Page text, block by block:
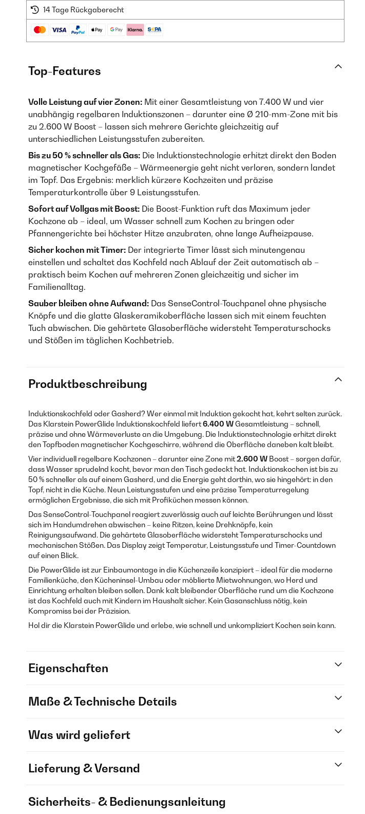
14 Tage Rückgaberecht
Top-Features
Volle Leistung auf vier Zonen: Mit einer Gesamtleistung von 7.400 W und vier
unabhängig regelbaren Induktionszonen – darunter eine Ø 210-mm-Zone mit bis
zu 2.600 W Boost – lassen sich mehrere Gerichte gleichzeitig auf
unterschiedlichen Leistungsstufen zubereiten.
Bis zu 50 % schneller als Gas: Die Induktions­technologie erhitzt direkt den Boden
magnetischer Kochgefäße – Wärmeenergie geht nicht verloren, sondern landet
im Topf. Das Ergebnis: merklich kürzere Kochzeiten und präzise
Temperaturkontrolle über 9 Leistungsstufen.
Sofort auf Vollgas mit Boost: Die Boost-Funktion ruft das Maximum jeder
Kochzone ab – ideal, um Wasser schnell zum Kochen zu bringen oder
Pfannengerichte bei höchster Hitze anzubraten, ohne lange Aufheizpause.
Sicher kochen mit Timer: Der integrierte Timer lässt sich minutengenau
einstellen und schaltet das Kochfeld nach Ablauf der Zeit automatisch ab –
praktisch beim Kochen auf mehreren Zonen gleichzeitig und sicher im
Familienalltag.
Sauber bleiben ohne Aufwand: Das SenseControl-Touchpanel ohne physische
Knöpfe und die glatte Glaskeramikoberfläche lassen sich mit einem feuchten
Tuch abwischen. Die gehärtete Glasoberfläche widersteht Temperaturschocks
und Stößen im täglichen Kochbetrieb.
Produktbeschreibung
Induktionskochfeld oder Gasherd? Wer einmal mit Induktion gekocht hat, kehrt selten zurück.
Das Klarstein PowerGlide Induktionskochfeld liefert6.400 WGesamtleistung – schnell,
präzise und ohne Wärmeverluste an die Umgebung. Die Induktionstech­nologie erhitzt direkt
den Topfboden magnetischer Kochgeschirre, während die Oberfläche daneben kalt bleibt.
Vier individuell regelbare Kochzonen – darunter eine Zone mit2.600 W Boost – sorgen dafür,
dass Wasser sprudelnd kocht, bevor man den Tisch gedeckt hat. Induktionskochen ist bis zu
50 % schneller als auf einem Gasherd, und die Energie geht dorthin, wo sie hingehört: in den
Topf, nicht in die Küche. Neun Leistungsstufen und eine präzise Temperaturregelung
ermöglichen Ergebnisse, die sich mit Profiküchen messen können.
Das SenseControl-Touchpanel reagiert zuverlässig auch auf leichte Berührungen und lässt
sich im Handumdrehen abwischen – keine Ritzen, keine Drehknöpfe, kein
Reinigungsaufwand. Die gehärtete Glasoberfläche widersteht Temperaturschocks und
mechanischen Stößen. Das Display zeigt Temperatur, Leistungsstufe und Timer-Countdown
auf einen Blick.
Die PowerGlide ist zur Einbau­montage in die Küchenzeile konzipiert – ideal für die moderne
Familienküche, den Kücheninsel-Umbau oder möblierte Mietwohnungen, wo Herd und
Einrichtung erhalten bleiben sollen. Dank kalt bleibender Oberfläche rund um die Kochzone
ist das Kochfeld auch mit Kindern im Haushalt sicher. Kein Gasanschluss nötig, kein
Kompromiss bei der Präzision.
Hol dir die Klarstein PowerGlide und erlebe, wie schnell und unkompliziert Kochen sein kann.
Eigenschaften
Maße & Technische Details
Was wird geliefert
Lieferung & Versand
Sicherheits- & Bedienungsanleitung